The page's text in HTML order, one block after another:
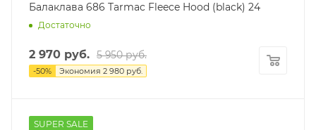
Балаклава 686 Tarmac Fleece Hood (black) 24
Достаточно
2 970 руб. 5 950руб.
-50% Экономия 2 980 руб.
SUPER SALE